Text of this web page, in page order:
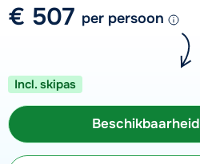
€ 507 per persoon
Incl. skipas